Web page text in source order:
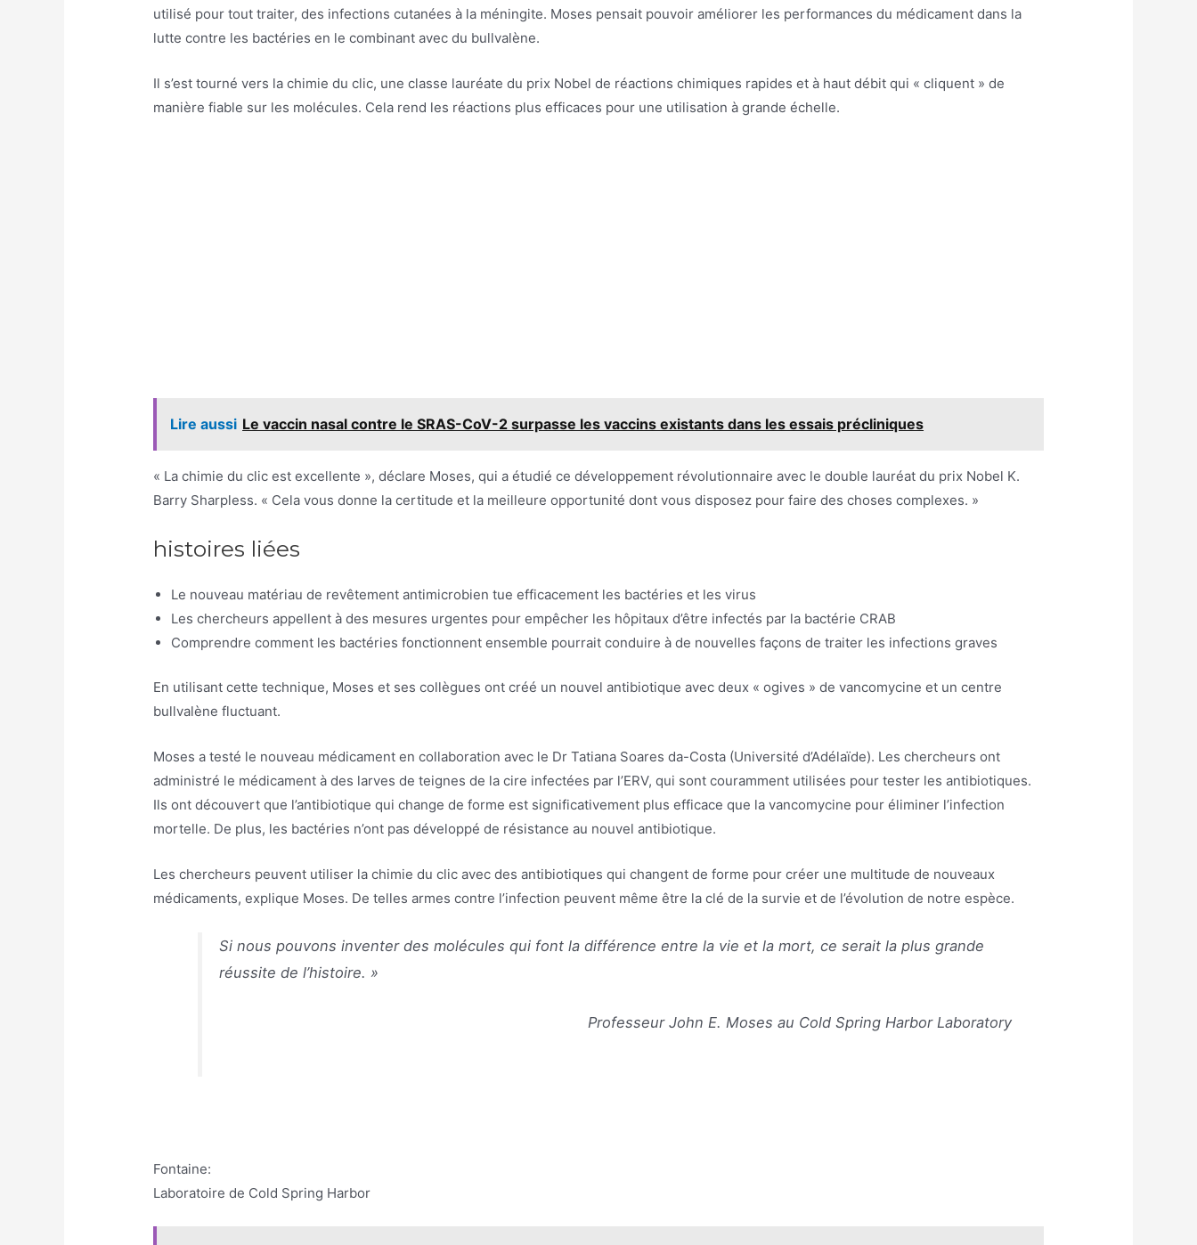
utilisé pour tout traiter, des infections cutanées à la méningite. Moses pensait pouvoir améliorer les performances du médicament dans la
lutte contre les bactéries en le combinant avec du bullvalène.
Il s’est tourné vers la chimie du clic, une classe lauréate du prix Nobel de réactions chimiques rapides et à haut débit qui « cliquent » de
manière fiable sur les molécules. Cela rend les réactions plus efficaces pour une utilisation à grande échelle.
Lire aussi Le vaccin nasal contre le SRAS-CoV-2 surpasse les vaccins existants dans les essais précliniques
« La chimie du clic est excellente », déclare Moses, qui a étudié ce développement révolutionnaire avec le double lauréat du prix Nobel K.
Barry Sharpless. « Cela vous donne la certitude et la meilleure opportunité dont vous disposez pour faire des choses complexes. »
histoires liées
Le nouveau matériau de revêtement antimicrobien tue efficacement les bactéries et les virus
Les chercheurs appellent à des mesures urgentes pour empêcher les hôpitaux d’être infectés par la bactérie CRAB
Comprendre comment les bactéries fonctionnent ensemble pourrait conduire à de nouvelles façons de traiter les infections graves
En utilisant cette technique, Moses et ses collègues ont créé un nouvel antibiotique avec deux « ogives » de vancomycine et un centre
bullvalène fluctuant.
Moses a testé le nouveau médicament en collaboration avec le Dr Tatiana Soares da-Costa (Université d’Adélaïde). Les chercheurs ont
administré le médicament à des larves de teignes de la cire infectées par l’ERV, qui sont couramment utilisées pour tester les antibiotiques.
Ils ont découvert que l’antibiotique qui change de forme est significativement plus efficace que la vancomycine pour éliminer l’infection
mortelle. De plus, les bactéries n’ont pas développé de résistance au nouvel antibiotique.
Les chercheurs peuvent utiliser la chimie du clic avec des antibiotiques qui changent de forme pour créer une multitude de nouveaux
médicaments, explique Moses. De telles armes contre l’infection peuvent même être la clé de la survie et de l’évolution de notre espèce.
Si nous pouvons inventer des molécules qui font la différence entre la vie et la mort, ce serait la plus grande
réussite de l’histoire. »
Professeur John E. Moses au Cold Spring Harbor Laboratory
Fontaine:
Laboratoire de Cold Spring Harbor